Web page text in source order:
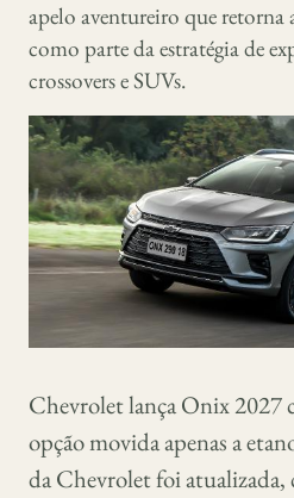
apelo aventureiro que
como parte da estratégia de
crossovers e SUVs.
Chevrolet lança Onix 2027
opção movida apenas a
da Chevrolet foi atualizada,